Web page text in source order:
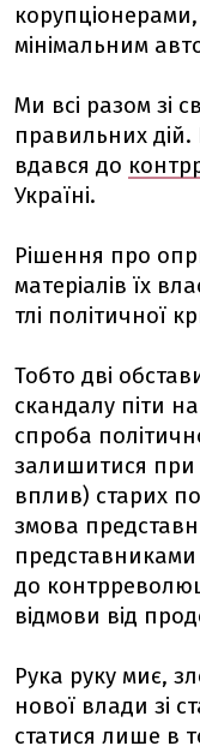
мінімальним
Ми всі разом зі
правильних дій.
вдався до
Україні.
Рішення про
матеріалів їх
тлі політичної
Тобто дві
скандалу піти
спроба
залишитися при
вплив) старих
змова
до
відмови від
Рука руку миє,
нової влади зі
статися лише в